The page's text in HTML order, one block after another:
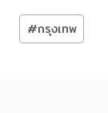
Post
Tags:
#กรุงเทพ